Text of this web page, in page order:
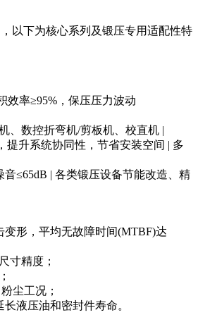
以下为核心系列及锻压专用适配性特
效率≥95%，保压压力波动
、数控折弯机/剪板机、校直机 |
提升系统协同性，节省安装空间 | 多
≤65dB | 各类锻压设备节能改造、精
形，平均无故障时间(MTBF)达
寸精度；
尘工况；
液压油和密封件寿命。